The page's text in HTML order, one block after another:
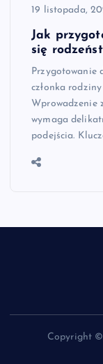
19 listopada,
Jak
się
Przygotowanie
członka
Wprowadzenie
wymaga
podejścia.
Copyright ©